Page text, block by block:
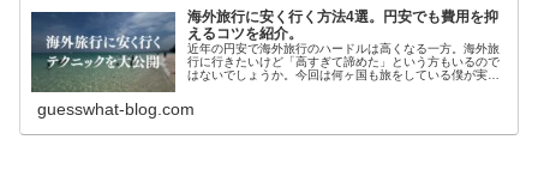
海外旅行に安く行く方法4選。円安でも費用を抑
えるコツを紹介。
近年の円安で海外旅行のハードルは高くなる一方。海外旅
行に行きたいけど「高すぎて諦めた」という方もいるので
はないでしょうか。今回は何ヶ国も旅をしている僕が実際
guesswhat-blog.com